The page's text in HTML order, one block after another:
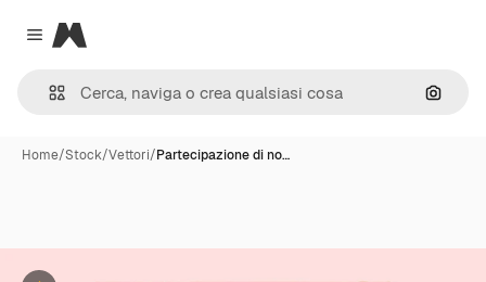
Close menu
Magnific
Cerca
Home/Stock/Vettori/Partecipazione di no…